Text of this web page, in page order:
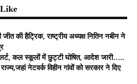
की हैट्रिक, राष्ट्रीय अध्यक्ष नितिन नबीन ने
कल स्कूलों में छुट्टी घोषित, आदेश जारी…..
नेटवर्क विहीन गांवों को सरकार ने दिए